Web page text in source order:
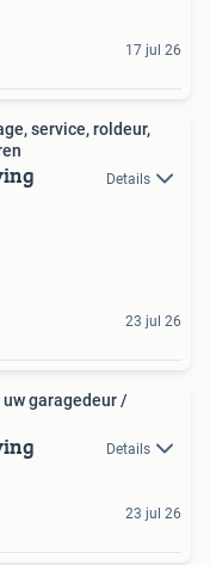
17 jul 26
service, roldeur,
Details
23 jul 26
garagedeur /
Details
23 jul 26